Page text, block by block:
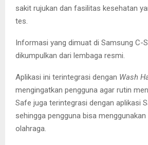
sakit rujukan dan fasilitas kesehatan
tes.
Informasi yang dimuat di Samsung C-
dikumpulkan dari lembaga resmi.
Aplikasi ini terintegrasi dengan Wash
mengingatkan pengguna agar rutin
Safe juga terintegrasi dengan aplikasi
sehingga pengguna bisa
olahraga.